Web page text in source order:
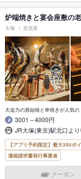
炉端焼きと宴会座敷の
大塚 居酒屋
大迫力の原始焼と串焼きが人気の
3001～4000円
JR大塚(東京)駅北口よ
【アプリ予約限定】最大350ポ
適格請求書発行事業者
クーポン